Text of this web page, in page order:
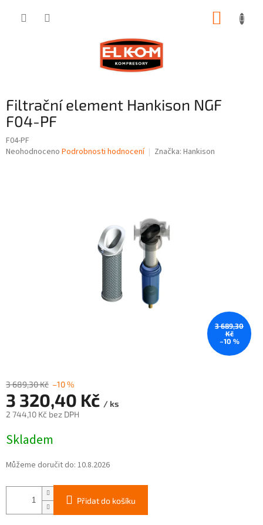
Filtrační element Hankison NGF
F04-PF
F04-PF
Průměrné
Neohodnoceno Podrobnosti hodnocení Značka: Hankison
3 689,30
Kč
–10 %
3 689,30 Kč –10 %
3 320,40 Kč / ks
2 744,10 Kč bez DPH
cena:
Skladem
Můžeme doručit do: 10.8.2026
Přidat do košíku